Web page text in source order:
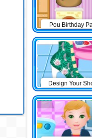
Pou Birthday
Design Your